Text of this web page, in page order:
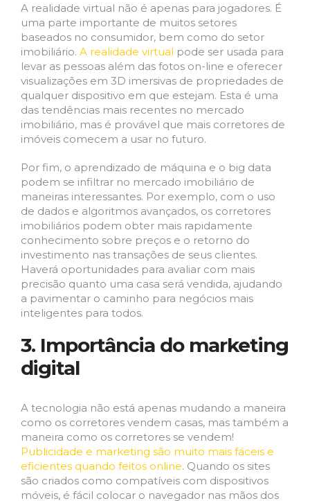
A realidade virtual não é apenas para jogadores. É
uma parte importante de muitos setores
baseados no consumidor, bem como do setor
imobiliário. A realidade virtual pode ser usada para
levar as pessoas além das fotos on-line e oferecer
visualizações em 3D imersivas de propriedades de
qualquer dispositivo em que estejam. Esta é uma
das tendências mais recentes no mercado
imobiliário, mas é provável que mais corretores de
imóveis comecem a usar no futuro.
Por fim, o aprendizado de máquina e o big data
podem se infiltrar no mercado imobiliário de
maneiras interessantes. Por exemplo, com o uso
de dados e algoritmos avançados, os corretores
imobiliários podem obter mais rapidamente
conhecimento sobre preços e o retorno do
investimento nas transações de seus clientes.
Haverá oportunidades para avaliar com mais
precisão quanto uma casa será vendida, ajudando
a pavimentar o caminho para negócios mais
inteligentes para todos.
3. Importância do marketing
digital
A tecnologia não está apenas mudando a maneira
como os corretores vendem casas, mas também a
maneira como os corretores se vendem!
Publicidade e marketing são muito mais fáceis e
eficientes quando feitos online. Quando os sites
são criados como compatíveis com dispositivos
móveis, é fácil colocar o navegador nas mãos dos